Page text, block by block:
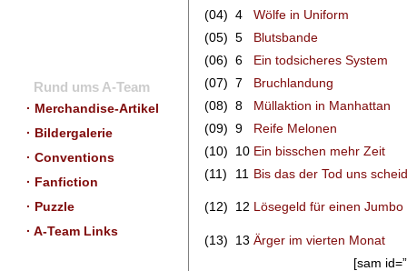
Rund ums A-Team
· Merchandise-Artikel
· Bildergalerie
· Conventions
· Fanfiction
· Puzzle
· A-Team Links
(04) 4
Wölfe in Uniform
(05) 5
Blutsbande
(06) 6
Ein todsicheres System
(07) 7
Bruchlandung
(08) 8
Müllaktion in Manhattan
(09) 9
Reife Melonen
(10)
10 Ein bisschen mehr Zeit
(11)
11 Bis das der Tod uns
(12) 12 Lösegeld für einen Jumbo
(13) 13 Ärger im vierten Monat
[sam